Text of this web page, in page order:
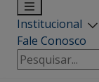
Institucional
Fale Conosco
Pesquisar
por: